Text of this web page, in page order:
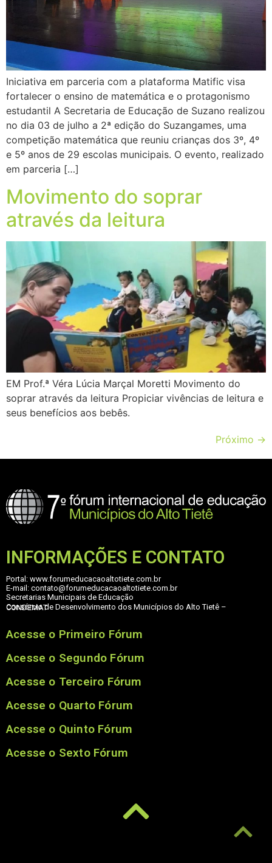
Iniciativa em parceria com a plataforma Matific visa
fortalecer o ensino de matemática e o protagonismo
estudantil A Secretaria de Educação de Suzano realizou
no dia 03 de julho a 2ª edição do Suzangames, uma
competição matemática que reuniu crianças dos 3º, 4º
e 5º anos de 29 escolas municipais. O evento, realizado
em parceria […]
Movimento do soprar
através da leitura
EM Prof.ª Véra Lúcia Marçal Moretti Movimento do
soprar através da leitura Propiciar vivências de leitura e
seus benefícios aos bebês.
Próximo →
INFORMAÇÕES E CONTATO
Portal: www.forumeducacaoaltotiete.com.br
E-mail: contato@forumeducacaoaltotiete.com.br
Secretarias Municipais de Educação
Consórcio de Desenvolvimento dos Municípios do Alto Tietê – CONDEMAT
Acesse o Primeiro Fórum
Acesse o Segundo Fórum
Acesse o Terceiro Fórum
Acesse o Quarto Fórum
Acesse o Quinto Fórum
Acesse o Sexto Fórum